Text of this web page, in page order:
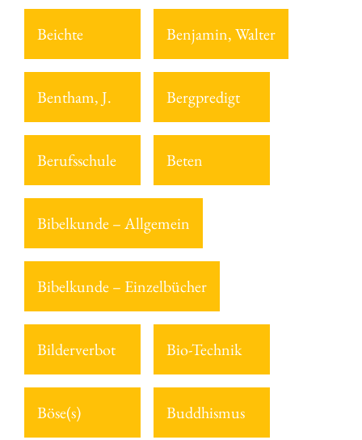
Beichte Benjamin, Walter
Bentham, J. Bergpredigt
Berufsschule Beten
Bibelkunde – Allgemein
Bibelkunde – Einzelbücher
Bilderverbot Bio-Technik
Böse(s) Buddhismus